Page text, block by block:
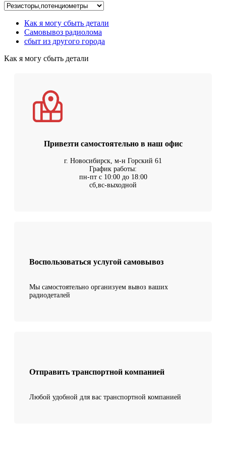
Как я могу сбыть детали
Самовывоз радиолома
сбыт из другого города
Как я могу сбыть детали
Привезти самостоятельно в наш офис
г. Новосибирск, м-н Горский 61
График работы:
пн-пт с 10:00 до 18:00
сб,вс-выходной
Воспользоваться услугой самовывоз
Мы самостоятельно организуем вывоз ваших
радиодеталей
Отправить транспортной компанией
Любой удобной для вас транспортной компанией